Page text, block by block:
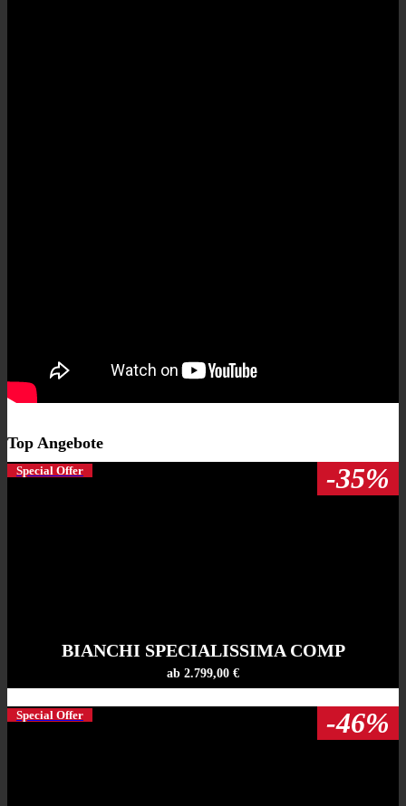
Top Angebote
Special Offer -35%
BIANCHI SPECIALISSIMA COMP
ab 2.799,00 €
Special Offer -46%